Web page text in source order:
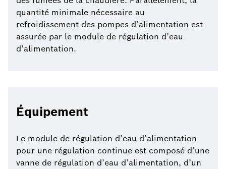
quantité minimale nécessaire au
refroidissement des pompes d’alimentation est
assurée par le module de régulation d’eau
d’alimentation.
Équipement
Le module de régulation d’eau d’alimentation
pour une régulation continue est composé d’une
vanne de régulation d’eau d’alimentation, d’un